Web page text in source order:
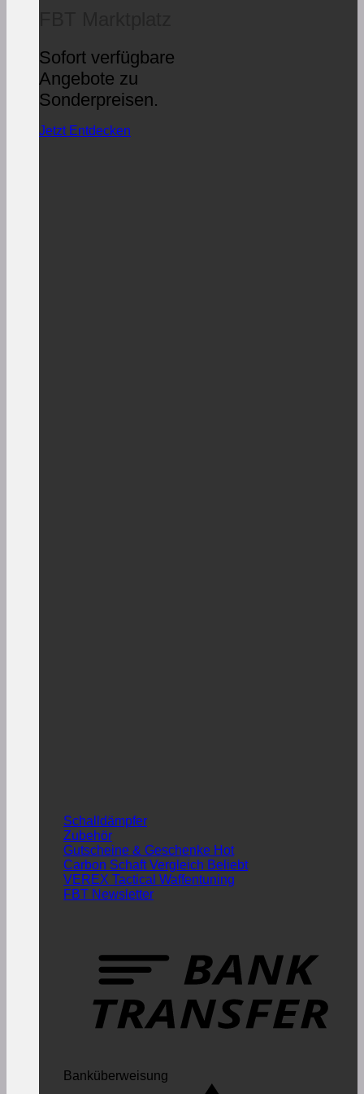
Sofort verfügbare
Angebote zu
Sonderpreisen.
Jetzt Entdecken
Schalldämpfer
Zubehör
Gutscheine & Geschenke
Carbon Schaft Vergleich
VEREX Tactical Waffentuning
FBT Newsletter
Banküberweisung